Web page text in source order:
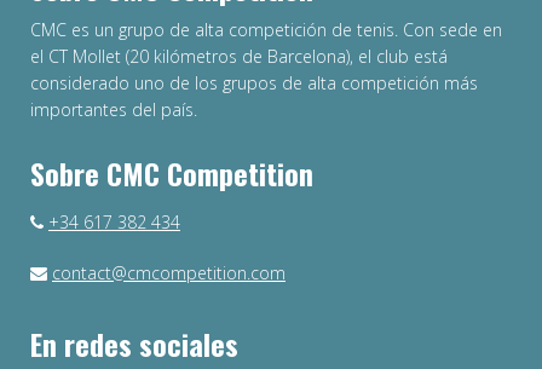
CMC es un grupo de alta competición de tenis. Con sede en
el CT Mollet (20 kilómetros de Barcelona), el club está
considerado uno de los grupos de alta competición más
importantes del país.
Sobre CMC Competition
+34 617 382 434
contact@cmcompetition.com
En redes sociales